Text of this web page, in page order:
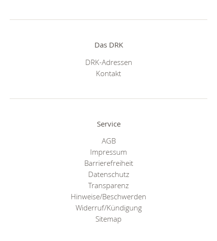
Das DRK
DRK-Adressen
Kontakt
Service
AGB
Impressum
Barrierefreiheit
Datenschutz
Transparenz
Hinweise/Beschwerden
Widerruf/Kündigung
Sitemap